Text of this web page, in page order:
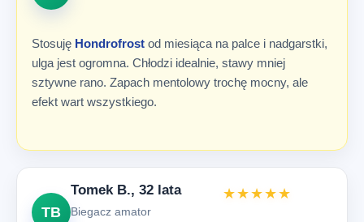
Stosuję Hondrofrost od miesiąca na palce i nadgarstki,
ulga jest ogromna. Chłodzi idealnie, stawy mniej
sztywne rano. Zapach mentolowy trochę mocny, ale
efekt wart wszystkiego.
TB
Tomek B., 32 lata
Biegacz amator
★★★★★